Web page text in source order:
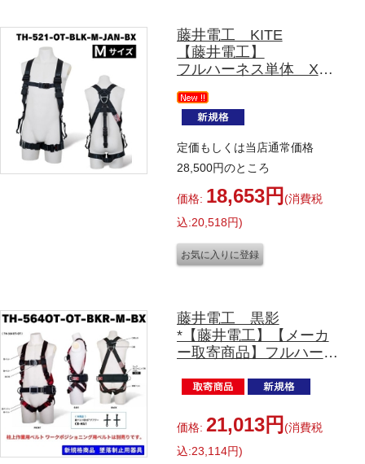
藤井電工 KITE
【藤井電工】
フルハーネス単体 X型
TH-521-OT-BLＫ-M-
JAN-BX
TH-521-OT-BL-M-JAN-
BX
（ネイビー）
TH-521-OT-DR-M-JAN-
BX
（ダークレッド）
Mサイズ
定価もしくは当店通常価格
28,500円のところ
価格: 18,653円 (消費税
込:20,518円)
藤井電工 黒影
*【藤井電工】【メーカ
ー取寄商品】フルハーネ
TH-564OT-OT-BKR-M-
Mサイズ
価格: 21,013円 (消費税
込:23,114円)